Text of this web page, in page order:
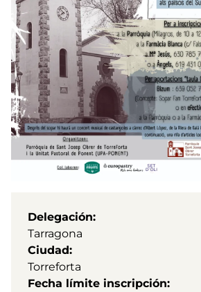
Delegación
Tarragona
Ciudad
Torreforta
Fecha límite inscripción